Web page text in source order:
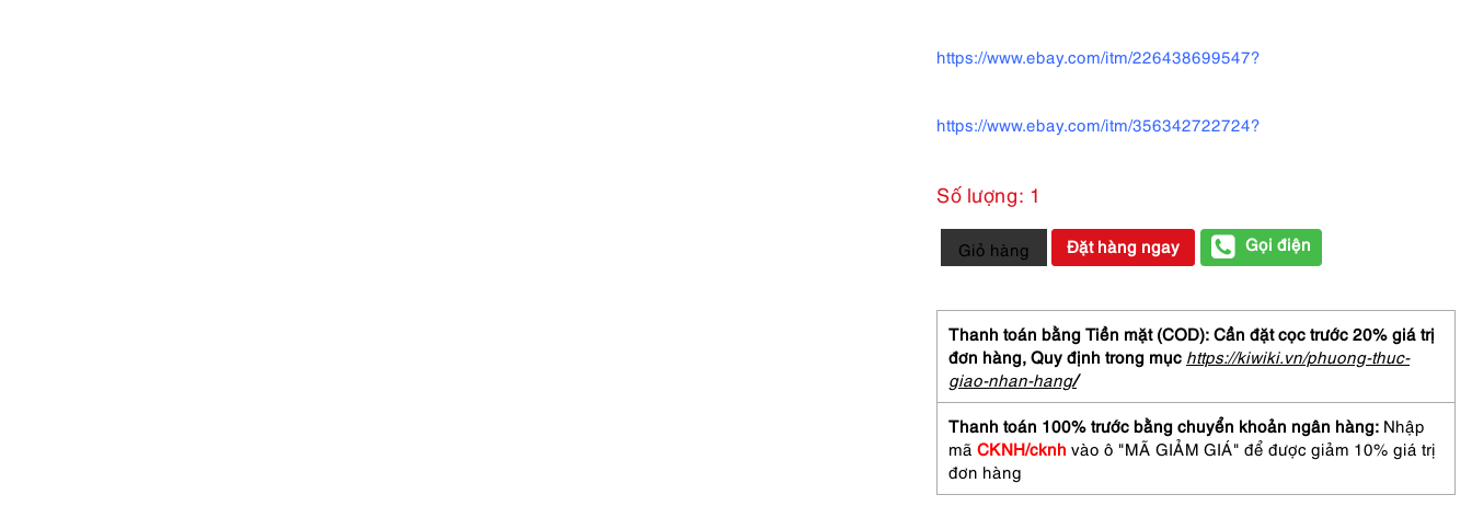
https://www.ebay.com/itm/226438699547?
https://www.ebay.com/itm/356342722724?
Số lượng: 1
3752-
Caravat-
London
silk
tie
9cm-
Gần
như
mới
số
lượng
Giỏ hàng Đặt hàng ngay Gọi điện
Thanh toán bằng Tiền mặt (COD): Cần đặt cọc trước 20% giá trị
đơn hàng, Quy định trong mục https://kiwiki.vn/phuong-thuc-
giao-nhan-hang/
Thanh toán 100% trước bằng chuyển khoản ngân hàng: Nhập
mã CKNH/cknh vào ô "MÃ GIẢM GIÁ" để được giảm 10% giá trị
đơn hàng